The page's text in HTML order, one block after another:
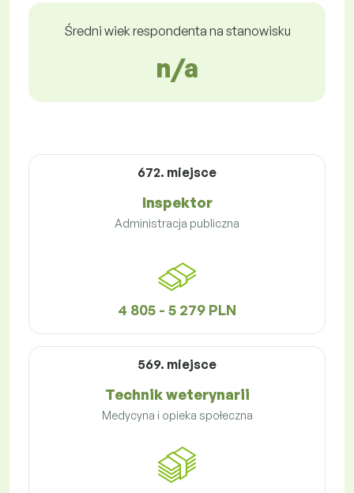
Średni wiek respondenta na stanowisku
n/a
672. miejsce
Inspektor
Administracja publiczna
4 805 - 5 279 PLN
569. miejsce
Technik weterynarii
Medycyna i opieka społeczna